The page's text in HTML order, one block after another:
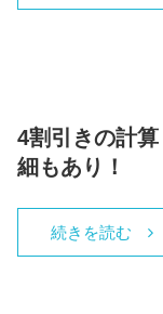
4割引きの計
細もあり！
続きを読む